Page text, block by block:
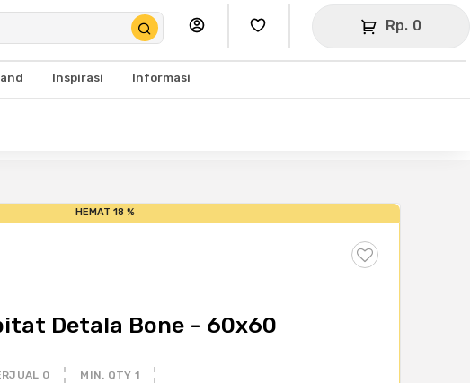
Rp. 0
Inspirasi Informasi
HEMAT 18 %
Detala Bone - 60x60
0 MIN. QTY 1